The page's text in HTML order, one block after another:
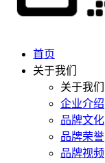
首页
关于我们
关于我们
企业介绍
品牌文化
品牌荣誉
品牌视频